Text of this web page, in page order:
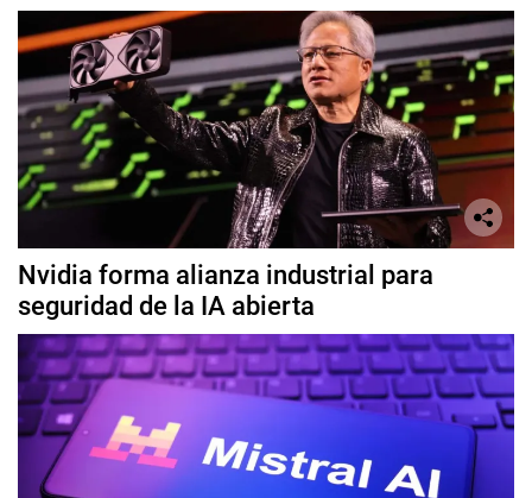
Nvidia forma alianza industrial para
seguridad de la IA abierta